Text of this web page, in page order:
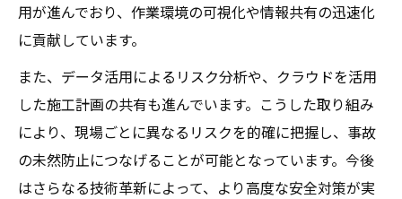
用が進んでおり、作業環境の可視化や情報共有の迅速化
に貢献しています。
また、データ活用によるリスク分析や、クラウドを活用
した施工計画の共有も進んでいます。こうした取り組み
により、現場ごとに異なるリスクを的確に把握し、事故
の未然防止につなげることが可能となっています。今後
はさらなる技術革新によって、より高度な安全対策が実